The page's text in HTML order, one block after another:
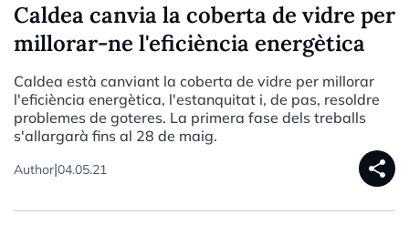
Caldea canvia la coberta de vidre per
millorar-ne l'eficiència energètica
Caldea està canviant la coberta de vidre per millorar
l'eficiència energètica, l'estanquitat i, de pas, resoldre
problemes de goteres. La primera fase dels treballs
s'allargarà fins al 28 de maig.
Author|04.05.21 share